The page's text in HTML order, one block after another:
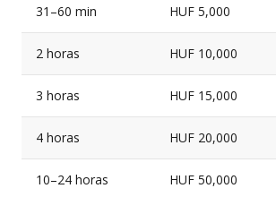
31–60 min HUF 5,000
2 horas HUF 10,000
3 horas HUF 15,000
4 horas HUF 20,000
10–24 horas HUF 50,000